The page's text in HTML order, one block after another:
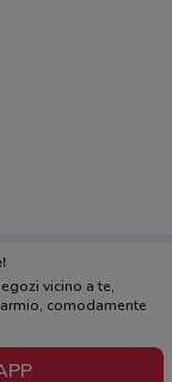
vicino a te,
comodamente